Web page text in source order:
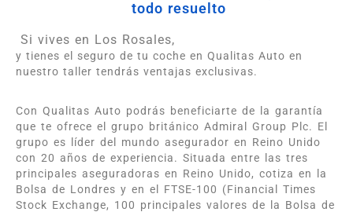
todo resuelto
Si vives en Los Rosales,
y tienes el seguro de tu coche en Qualitas Auto en
nuestro taller tendrás ventajas exclusivas.
Con Qualitas Auto podrás beneficiarte de la garantía
que te ofrece el grupo británico Admiral Group Plc. El
grupo es líder del mundo asegurador en Reino Unido
con 20 años de experiencia. Situada entre las tres
principales aseguradoras en Reino Unido, cotiza en la
Bolsa de Londres y en el FTSE-100 (Financial Times
Stock Exchange, 100 principales valores de la Bolsa de